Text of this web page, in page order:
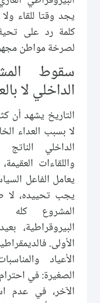
يجد وقتا للقاء
كلمة رد على
لصرخة مواطن
سقوط
الداخلي لا
التاريخ يشهد أن
لا بسبب العداء
الداخلي
واللقاءات
يعامل الفاعل
يجب تحييده، لا
المشروع كله
البيروقراطية،
الأولى.
الأعياد
الصغيرة: في
الآخر، في عدم